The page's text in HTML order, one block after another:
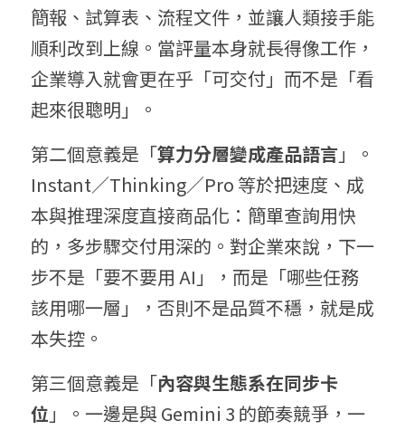
簡報、試算表、流程文件，並讓人類接手能
順利改到上線。當評量本身就長得像工作，
企業導入就會更在乎「可交付」而不是「看
起來很聰明」。
第二個意義是「算力分層變成產品語言」。
Instant／Thinking／Pro 等於把速度、成
本與推理深度直接商品化：簡單查詢用快
的，多步驟交付用深的。對企業來說，下一
步不是「要不要用 AI」，而是「哪些任務
該用哪一層」，否則不是品質不穩，就是成
本失控。
第三個意義是「內容與生態系在同步卡
位 」。一邊是與 Gemini 3 的節奏競爭，一